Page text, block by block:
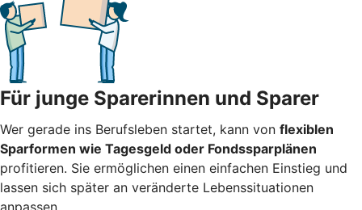
Für junge Sparerinnen und Sparer
Wer gerade ins Berufsleben startet, kann von flexiblen
Sparformen wie Tagesgeld oder Fondssparplänen
profitieren. Sie ermöglichen einen einfachen Einstieg und
lassen sich später an veränderte Lebenssituationen
anpassen.